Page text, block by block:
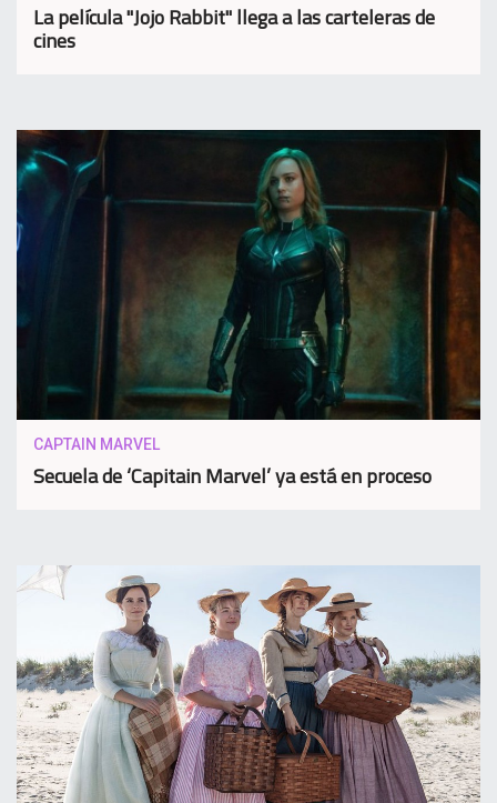
La película "Jojo Rabbit" llega a las carteleras de
cines
CAPTAIN MARVEL
Secuela de ‘Capitain Marvel’ ya está en proceso